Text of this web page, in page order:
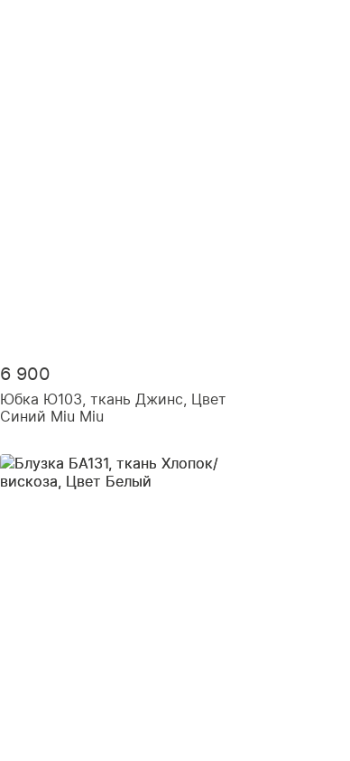
6 900
Юбка Ю103, ткань Джинс, Цвет
Синий Miu Miu